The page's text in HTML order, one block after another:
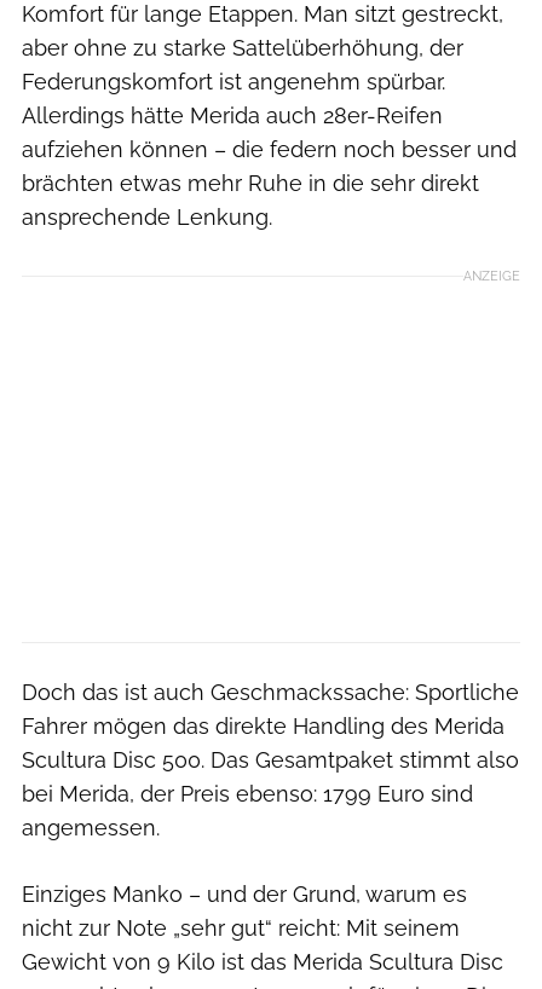
Komfort für lange Etappen. Man sitzt gestreckt,
aber ohne zu starke Sattelüberhöhung, der
Federungskomfort ist angenehm spürbar.
Allerdings hätte Merida auch 28er-Reifen
aufziehen können – die federn noch besser und
brächten etwas mehr Ruhe in die sehr direkt
ansprechende Lenkung.
ANZEIGE
Doch das ist auch Geschmackssache: Sportliche
Fahrer mögen das direkte Handling des Merida
Scultura Disc 500. Das Gesamtpaket stimmt also
bei Merida, der Preis ebenso: 1799 Euro sind
angemessen.
Einziges Manko – und der Grund, warum es
nicht zur Note „sehr gut“ reicht: Mit seinem
Gewicht von 9 Kilo ist das Merida Scultura Disc